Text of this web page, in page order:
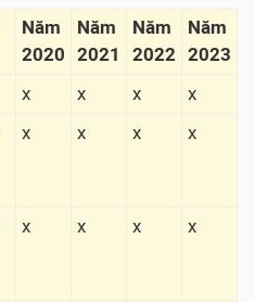
Năm
2020
Năm
2021
Năm
2022
Năm
2023
x x x
x
x x x x
x x x x